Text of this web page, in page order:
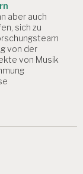
aber auch
sich zu
von der
von Musik